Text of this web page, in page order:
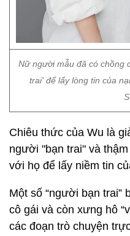
Nữ người mẫu đã có chồng
trai' để lấy lòng tin của
Chiêu thức của Wu là
người "bạn trai" và
với họ để lấy niềm tin
Một số “người bạn trai”
cô gái và còn xưng hô
các đoạn trò chuyện